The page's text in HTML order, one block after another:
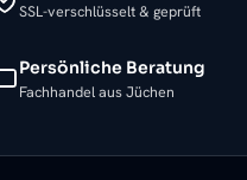
SSL-verschlüsselt & geprüft
Persönliche Beratung
Fachhandel aus Jüchen